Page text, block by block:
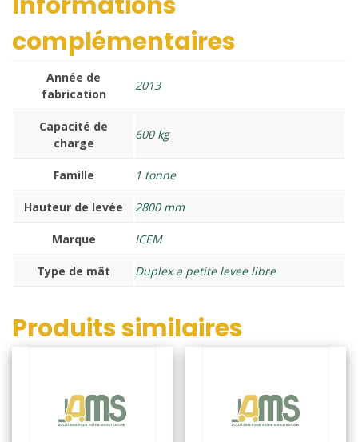
complémentaires
Année de
fabrication
2013
Capacité de
charge
600 kg
Famille 1 tonne
Hauteur de levée 2800 mm
Marque ICEM
Type de mât Duplex a petite levee libre
Produits similaires